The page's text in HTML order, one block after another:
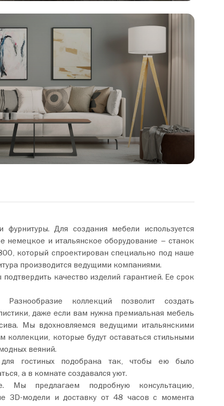
фурнитуры. Для создания мебели используется
немецкое и итальянское оборудование – станок
который спроектирован специально под наше
производится ведущими компаниями.
качество изделий гарантией. Ее срок
Разнообразие коллекций позволит создать
даже если вам нужна премиальная мебель
Мы вдохновляемся ведущими итальянскими
коллекции, которые будут оставаться стильными
веяний.
гостиных подобрана так, чтобы ею было
а в комнате создавался уют.
Мы предлагаем подробную консультацию,
3D-модели и доставку от 48 часов с момента